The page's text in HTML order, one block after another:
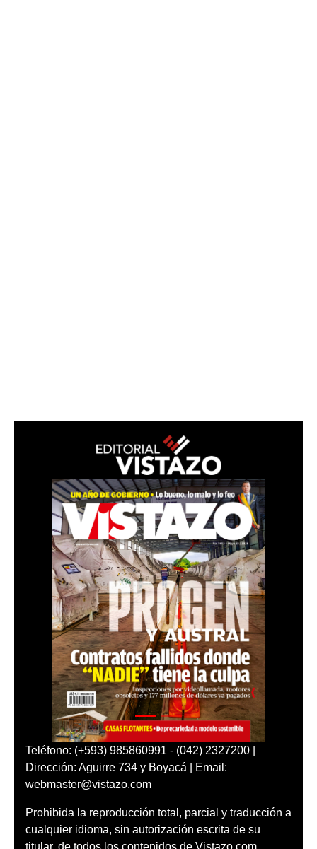
Teléfono: (+593) 985860991 - (042) 2327200 |
Dirección: Aguirre 734 y Boyacá | Email:
webmaster@vistazo.com
Prohibida la reproducción total, parcial y traducción a
cualquier idioma, sin autorización escrita de su
titular, de todos los contenidos de Vistazo.com.